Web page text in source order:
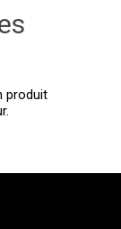
produit